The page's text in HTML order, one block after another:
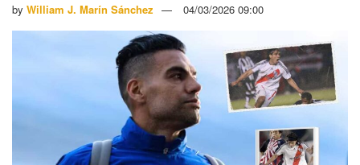
by William J. Marín Sánchez 04/03/2026 09:00